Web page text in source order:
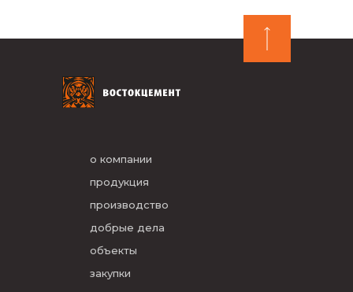
о компании
продукция
производство
добрые дела
объекты
закупки